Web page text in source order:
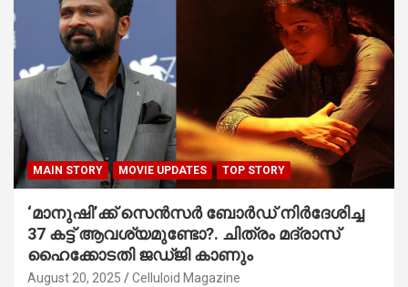
MAIN STORY MOVIE UPDATES TOP STORY
‘മാനുഷി’ക്ക് സെൻസർ ബോർഡ് നിർദേശിച്ച
37 കട്ട്‌ ആവശ്യമുണ്ടോ?. ചിത്രം മദ്രാസ്
ഹൈക്കോടതി ജഡ്ജി കാണും
August 20, 2025 Celluloid Magazine